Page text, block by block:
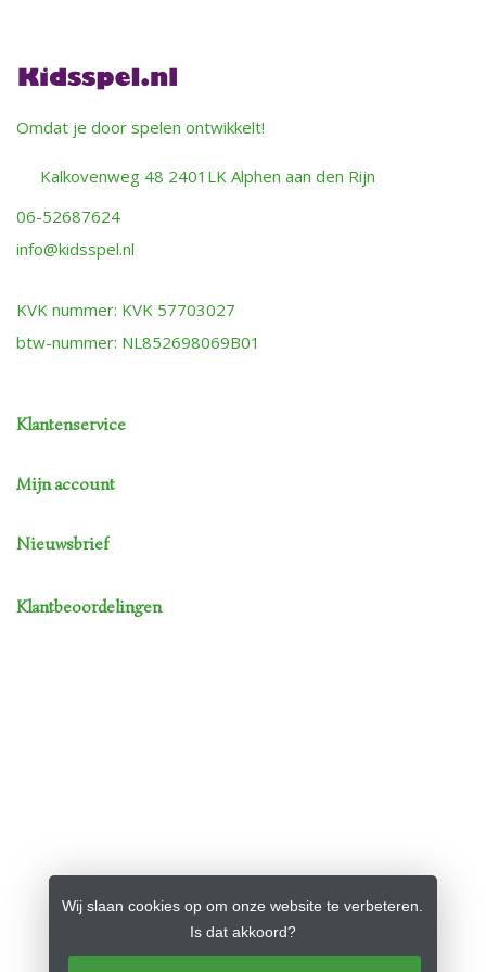
Omdat je door spelen ontwikkelt!
Kalkovenweg 48 2401LK Alphen aan den Rijn
06-52687624
info@kidsspel.nl
KVK nummer: KVK 57703027
btw-nummer: NL852698069B01
Klantenservice
Mijn account
Nieuwsbrief
Klantbeoordelingen
Wij slaan cookies op om onze website te verbeteren.
Is dat akkoord?